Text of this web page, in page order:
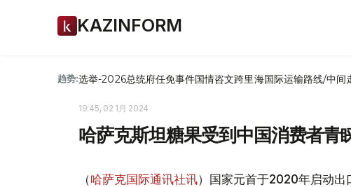
KAZINFORM
趋势:选举-2026总统府任免事件国情咨文跨里海国际运输路线/中间
19:45, 02 1月 2024
哈萨克斯坦糖果受到中国消费者青
（哈萨克国际通讯社讯）国家元首于2020年启动出